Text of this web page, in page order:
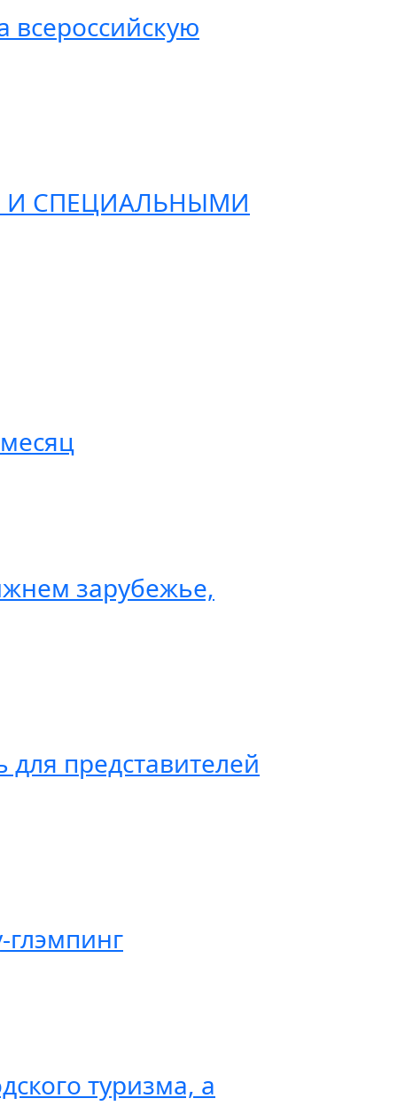
всероссийскую
И СПЕЦИАЛЬНЫМИ
зарубежье,
представителей
туризма, а